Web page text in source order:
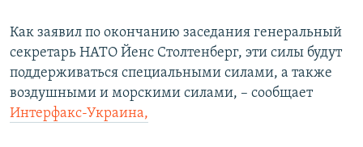
Как заявил по окончанию заседания генеральный
секретарь НАТО Йенс Столтенберг, эти силы будут
поддерживаться специальными силами, а также
воздушными и морскими силами, – сообщает
Интерфакс-Украина,